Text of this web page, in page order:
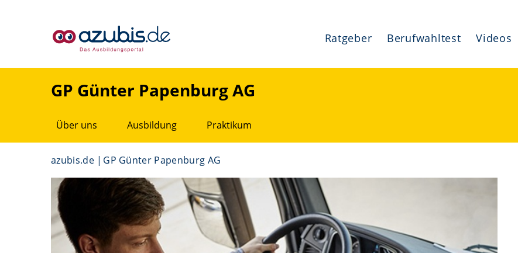
Ratgeber Berufwahltest Videos
GP Günter Papenburg AG
Über uns Ausbildung Praktikum
azubis.de GP Günter Papenburg AG